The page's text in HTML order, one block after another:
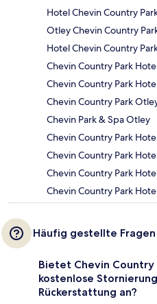
Hotel Chevin Country
Otley Chevin Country
Hotel Chevin Country
Chevin Country Park
Chevin Country Park
Chevin Country Park
Chevin Park & Spa Otley
Chevin Country Park
Chevin Country Park
Chevin Country Park
Chevin Country Park
Häufig gestellte Fragen
Bietet Chevin Country
kostenlose
Rückerstattung an?